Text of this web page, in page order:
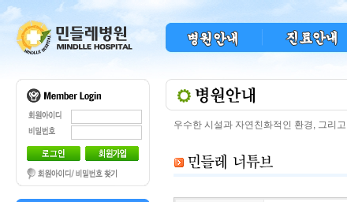
우수한 시설과 자연친화적인 환경, 그리